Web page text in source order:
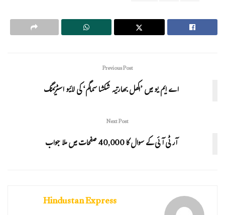
Previous Post
اے ایم یو میں ’اکھل بھارتیہ شکشا سماگم‘ کی لائیو اسٹریمنگ
Next Post
آر ٹی آئی کے سوال کا 40,000 صفحات میں ملا جواب
Hindustan Express